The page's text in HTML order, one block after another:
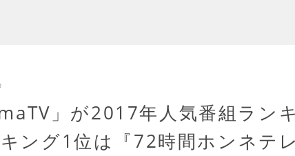
」が2017年人気番組ラ
ング1位は『72時間ホンネテ